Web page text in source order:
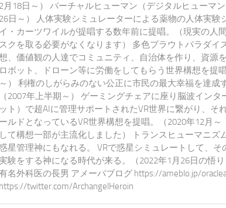
2月18日～） バーチャルヒューマン（デジタルヒューマ
26日～） 人体実験シミュレーターによる薬物の人体実験
イ・カーツワイルが提唱する数年前に提唱。（現実の人
スクを取る必要がなくなります） 多色プラウトパラダイ
、価値観の人達でコミュニティ、自治体を作り、資源
ロボット、ドローン等に労働をしてもらう世界構想を提
～） 利権のしがらみのない公正に市民の最大幸福を達成
（2007年上半期～） ゲーミングチェアに座り脳波イン
ット）で超AIに管理サポートされたVR世界に繋がり、そ
ールドとなっているVR世界構想を提唱。（2020年12月
して構想一部が主流化しました） トランスヒューマニズ
星管理神にもなれる。 VRで惑星シミュレートして、そ
験をする神になる時代が来る。（2022年1月26日の悟
名外科医の長男 アメーバブログ https://ameblo.jp/
https://twitter.com/ArchangelHeroin